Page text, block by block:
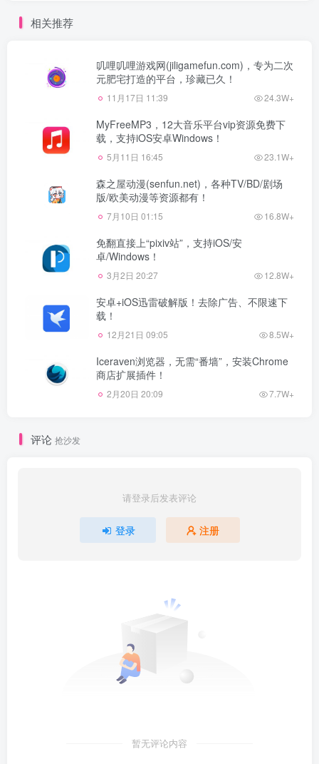
相关推荐
叽哩叽哩游戏网(jiligamefun.com)，专为二次
元肥宅打造的平台，珍藏已久！
11月17日 11:39 24.3W+
MyFreeMP3，12大音乐平台vip资源免费下
载，支持iOS安卓Windows！
5月11日 16:45 23.1W+
森之屋动漫(senfun.net)，各种TV/BD/剧场
版/欧美动漫等资源都有！
7月10日 01:15 16.8W+
免翻直接上“pixiv站”，支持iOS/安
卓/Windows！
3月2日 20:27 12.8W+
安卓+iOS迅雷破解版！去除广告、不限速下
载！
12月21日 09:05 8.5W+
Iceraven浏览器，无需“番墙”，安装Chrome
商店扩展插件！
2月20日 20:09 7.7W+
评论 抢沙发
请登录后发表评论
登录 注册
暂无评论内容